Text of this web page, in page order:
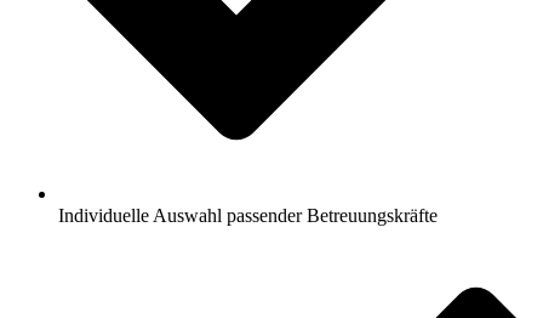
Individuelle Auswahl passender Betreuungskräfte